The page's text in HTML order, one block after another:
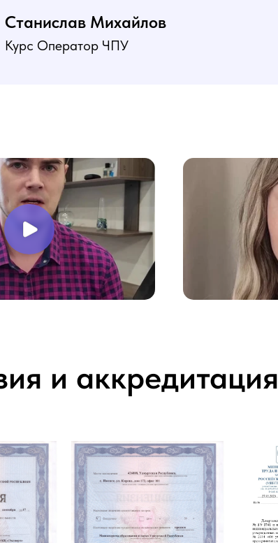
Станислав Михайлов
Курс Оператор ЧПУ
и аккредитация